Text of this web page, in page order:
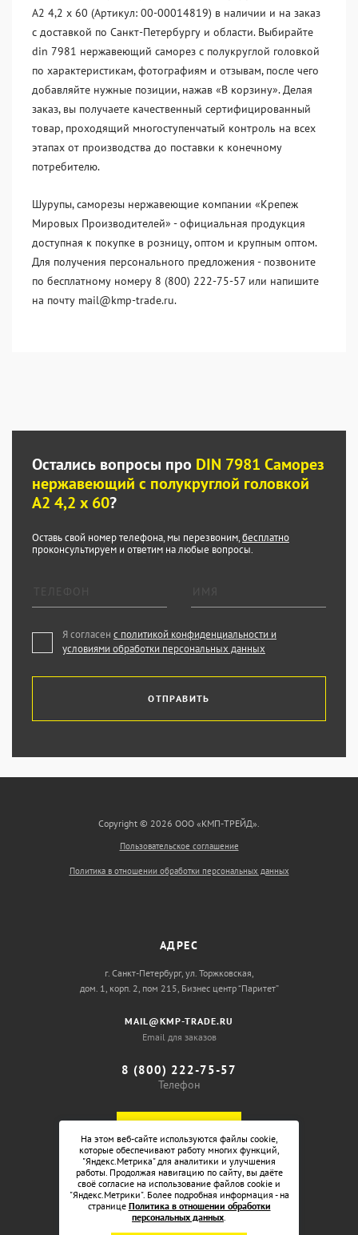
А2 4,2 x 60 (Артикул: 00-00014819) в наличии и на заказ
с доставкой по Санкт-Петербургу и области. Выбирайте
din 7981 нержавеющий саморез с полукруглой головкой
по характеристикам, фотографиям и отзывам, после чего
добавляйте нужные позиции, нажав «В корзину». Делая
заказ, вы получаете качественный сертифицированный
товар, проходящий многоступенчатый контроль на всех
этапах от производства до поставки к конечному
потребителю.
Шурупы, саморезы нержавеющие компании «Крепеж
Мировых Производителей» - официальная продукция
доступная к покупке в розницу, оптом и крупным оптом.
Для получения персонального предложения - позвоните
по бесплатному номеру 8 (800) 222-75-57 или напишите
на почту mail@kmp-trade.ru.
Остались вопросы про DIN 7981 Саморез
нержавеющий с полукруглой головкой
А2 4,2 x 60?
Оставь свой номер телефона, мы перезвоним,бесплатно
проконсультируем и ответим на любые вопросы.
Я согласен с политикой конфиденциальности и
условиями обработки персональных данных
ОТПРАВИТЬ
Copyright © 2026 ООО «КМП-ТРЕЙД».
Пользовательское соглашение
Политика в отношении обработки персональных данных
АДРЕС
г. Санкт-Петербург, ул. Торжковская,
дом. 1, корп. 2, пом 215, Бизнес центр “Паритет”
MAIL@KMP-TRADE.RU
Email для заказов
8 (800) 222-75-57
Телефон
На этом веб-сайте используются файлы cookie,
которые обеспечивают работу многих функций,
"Яндекс.Метрика" для аналитики и улучшения
работы. Продолжая навигацию по сайту, вы даёте
своё согласие на использование файлов cookie и
"Яндекс.Метрики". Более подробная информация - на
странице Политика в отношении обработки
персональных данных.